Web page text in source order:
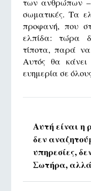
σωματικές. Τα
προφανή, που
ελπίδα: τώρα
τίποτα, παρά
Αυτός θα
ευημερία σε
Αυτή είναι η
δεν
υπηρεσίες,
Σωτήρα,